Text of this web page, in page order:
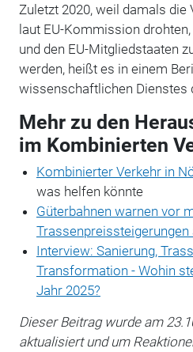
Zuletzt 2020, weil damals die
laut EU-Kommission
und den EU-Mitgliedstaaten
werden, heißt es in einem
wissenschaftlichen Dienstes
Mehr zu den
im Kombinierten
Kombinierter Verkehr in
was helfen könnte
Güterbahnen warnen vor
Trassenpreissteigerungen
Interview: Sanierung,
Transformation - Wohin
Jahr 2025?
Dieser Beitrag wurde am
aktualisiert und um